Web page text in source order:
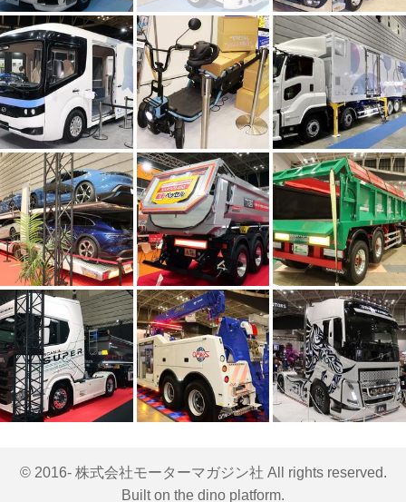
© 2016- 株式会社モーターマガジン社 All rights reserved.
Built on the dino platform.